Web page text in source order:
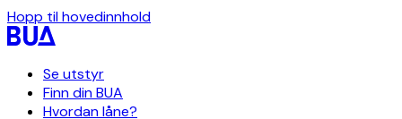
Hopp til hovedinnhold
Se utstyr
Finn din BUA
Hvordan låne?